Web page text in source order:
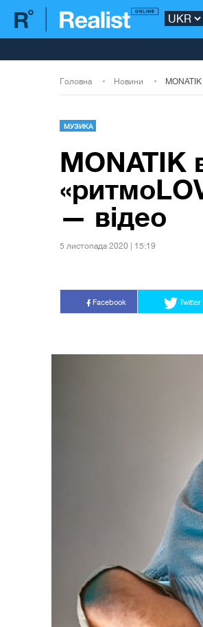
Головна Новини
МУЗИКА
MONATIK
— відео
5 листопада 2020 | 15:19
Facebook Twitter